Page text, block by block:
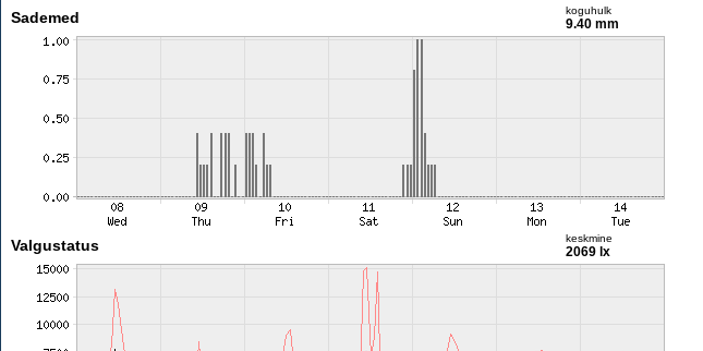
Sademed koguhulk
9.40 mm
Valgustatus keskmine
2069 lx